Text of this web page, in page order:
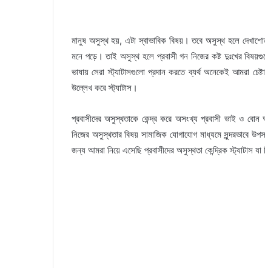
মানুষ অসুস্থ হয়, এটা স্বাভাবিক বিষয়। তবে অসুস্থ হলে
মনে পড়ে। তাই অসুস্থ হলে প্রবাসী গন নিজের কষ্ট দুঃখের
ভাষায় সেরা স্ট্যাটাসগুলো প্রদান করতে ব্যর্থ অনেকেই আমরা
উল্লেখ করে স্ট্যাটাস।
প্রবাসীদের অসুস্থতাকে কেন্দ্র করে অসংখ্য প্রবাসী ভাই ও
নিজের অসুস্থতার বিষয় সামাজিক যোগাযোগ মাধ্যমে সুন্দরভাবে
জন্য আমরা নিয়ে এসেছি প্রবাসীদের অসুস্থতা কেন্দ্রিক স্ট্যাটাস